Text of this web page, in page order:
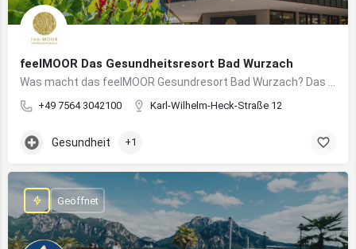
feelMOOR Das Gesundheitsresort Bad Wurzach
+49 7564 3042100 Karl-Wilhelm-Heck-Straße 12
Gesundheit +1
Geöffnet